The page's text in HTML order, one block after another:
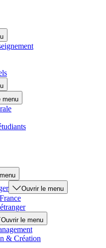
menu
Ouvrir le menu
Ouvrir le menu
& Création